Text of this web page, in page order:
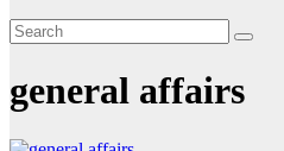
general affairs